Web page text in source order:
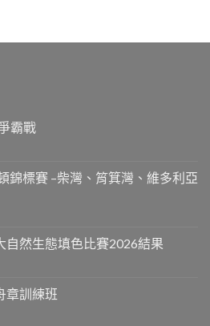
霸戰
錦標賽 –柴灣、筲箕灣、維多利亞
自然生態填色比賽2026結果
章訓練班